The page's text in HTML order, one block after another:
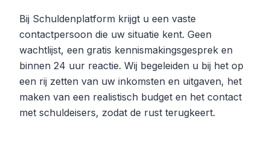
Bij Schuldenplatform krijgt u een vaste
contactpersoon die uw situatie kent. Geen
wachtlijst, een gratis kennismakingsgesprek en
binnen 24 uur reactie. Wij begeleiden u bij het op
een rij zetten van uw inkomsten en uitgaven, het
maken van een realistisch budget en het contact
met schuldeisers, zodat de rust terugkeert.